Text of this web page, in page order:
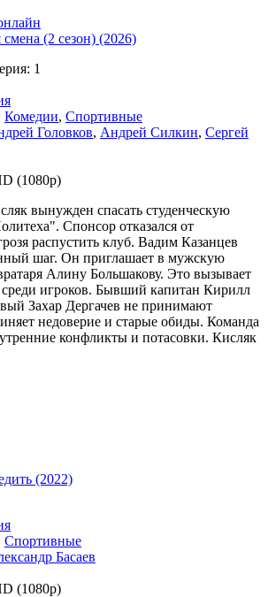
(2 сезон) (2026)
1
Комедии, Спортивные
Головков, Андрей Силкин, Сергей
(1080p)
вынужден спасать студенческую
Спонсор отказался от
распустить клуб. Вадим Казанцев
шаг. Он приглашает в мужскую
Алину Большакову. Это вызывает
игроков. Бывший капитан Кирилл
Захар Дергачев не принимают
недоверие и старые обиды. Команда
конфликты и потасовки. Кисляк
(2022)
Спортивные
Басаев
(1080p)